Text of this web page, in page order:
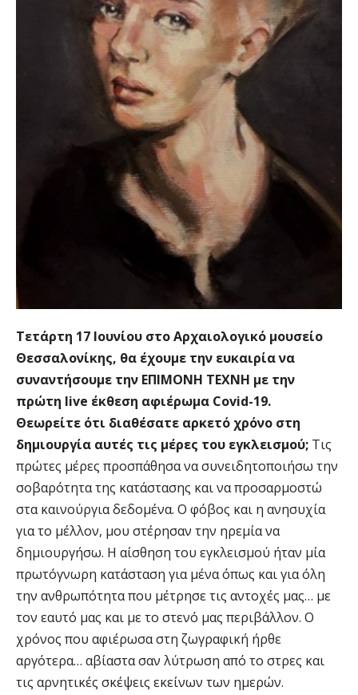
Τετάρτη 17 Ιουνίου στο Αρχαιολογικό μουσείο
Θεσσαλονίκης, θα έχουμε την ευκαιρία να
συναντήσουμε την ΕΠΙΜΟΝΗ ΤΕΧΝΗ με την
πρώτη live έκθεση αφιέρωμα Covid-19.
Θεωρείτε ότι διαθέσατε αρκετό χρόνο στη
δημιουργία αυτές τις μέρες του εγκλεισμού; Τις
πρώτες μέρες προσπάθησα να συνειδητοποιήσω την
σοβαρότητα της κατάστασης και να προσαρμοστώ
στα καινούργια δεδομένα. Ο φόβος και η ανησυχία
για το μέλλον, μου στέρησαν την ηρεμία να
δημιουργήσω. Η αίσθηση του εγκλεισμού ήταν μία
πρωτόγνωρη κατάσταση για μένα όπως και για όλη
την ανθρωπότητα που μέτρησε τις αντοχές μας… με
τον εαυτό μας και με το στενό μας περιβάλλον. Ο
χρόνος που αφιέρωσα στη ζωγραφική ήρθε
αργότερα… αβίαστα σαν λύτρωση από το στρες και
τις αρνητικές σκέψεις εκείνων των ημερών.